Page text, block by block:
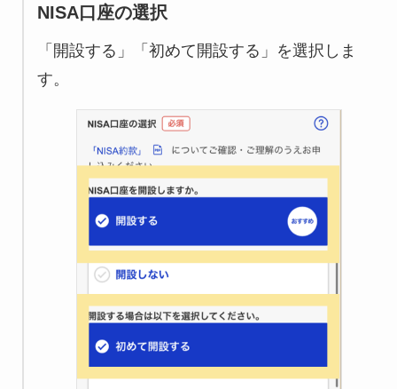
NISA口座の選択
「開設する」「初めて開設する」を選択しま
す。